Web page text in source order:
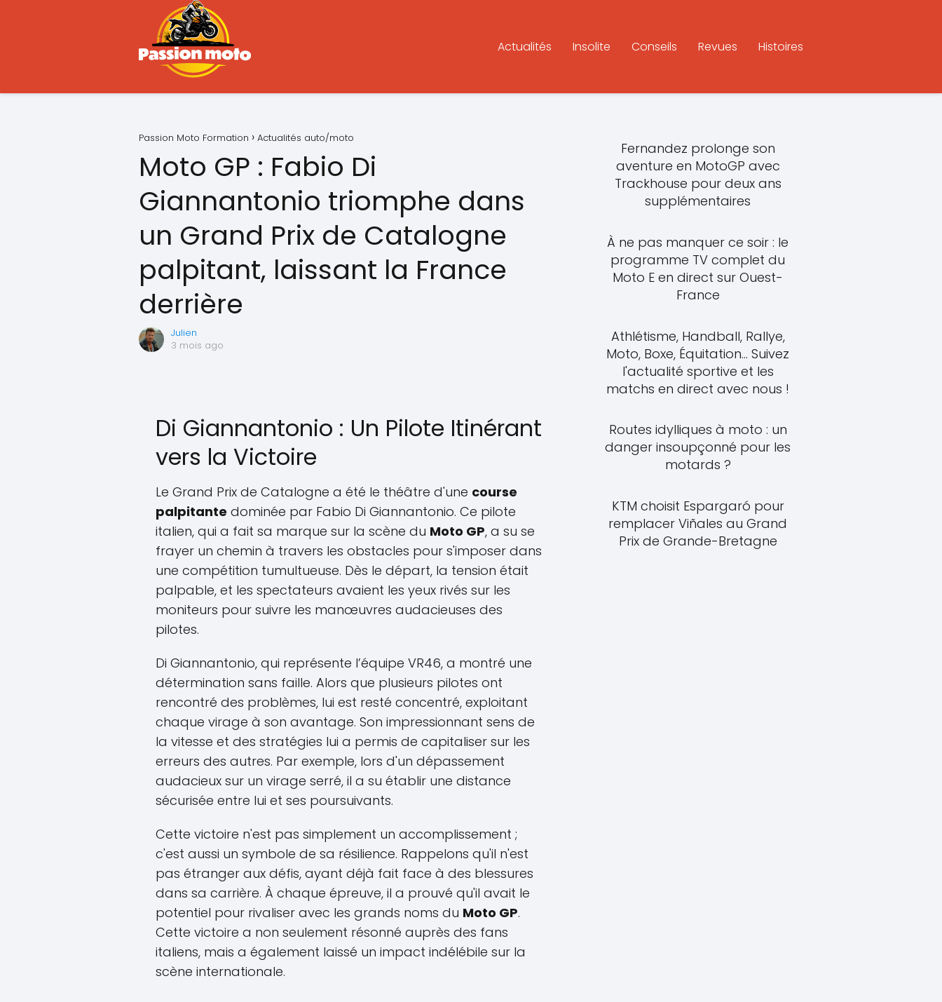
Actualités Insolite Conseils Revues Histoires
Passion Moto Formation Actualités auto/moto
Moto GP : Fabio Di
Giannantonio triomphe dans
un Grand Prix de Catalogne
palpitant, laissant la France
derrière
Julien
3 mois ago
Di Giannantonio : Un Pilote Itinérant
vers la Victoire
Le Grand Prix de Catalogne a été le théâtre d'une course
palpitante dominée par Fabio Di Giannantonio. Ce pilote
italien, qui a fait sa marque sur la scène du Moto GP, a su se
frayer un chemin à travers les obstacles pour s'imposer dans
une compétition tumultueuse. Dès le départ, la tension était
palpable, et les spectateurs avaient les yeux rivés sur les
moniteurs pour suivre les manœuvres audacieuses des
pilotes.
Di Giannantonio, qui représente l’équipe VR46, a montré une
détermination sans faille. Alors que plusieurs pilotes ont
rencontré des problèmes, lui est resté concentré, exploitant
chaque virage à son avantage. Son impressionnant sens de
la vitesse et des stratégies lui a permis de capitaliser sur les
erreurs des autres. Par exemple, lors d'un dépassement
audacieux sur un virage serré, il a su établir une distance
sécurisée entre lui et ses poursuivants.
Cette victoire n'est pas simplement un accomplissement ;
c'est aussi un symbole de sa résilience. Rappelons qu'il n'est
pas étranger aux défis, ayant déjà fait face à des blessures
dans sa carrière. À chaque épreuve, il a prouvé qu'il avait le
potentiel pour rivaliser avec les grands noms du Moto GP.
Cette victoire a non seulement résonné auprès des fans
italiens, mais a également laissé un impact indélébile sur la
scène internationale.
Fernandez prolonge son
aventure en MotoGP avec
Trackhouse pour deux ans
supplémentaires
À ne pas manquer ce soir : le
programme TV complet du
Moto E en direct sur Ouest-
France
Athlétisme, Handball, Rallye,
Moto, Boxe, Équitation... Suivez
l'actualité sportive et les
matchs en direct avec nous !
Routes idylliques à moto : un
danger insoupçonné pour les
motards ?
KTM choisit Espargaró pour
remplacer Viñales au Grand
Prix de Grande-Bretagne